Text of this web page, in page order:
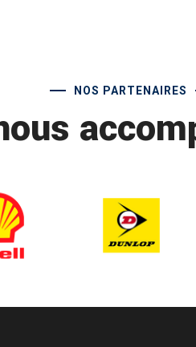
NOS PARTENAIRES